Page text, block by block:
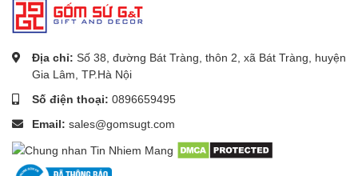
Địa chỉ: Số 38, đường Bát Tràng, thôn 2, xã Bát Tràng, huyện
Gia Lâm, TP.Hà Nội
Số điện thoại: 0896659495
Email: sales@gomsugt.com